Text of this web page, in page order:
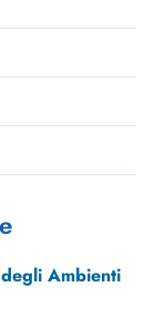
Ambienti